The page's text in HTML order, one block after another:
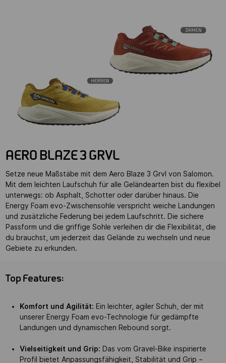
AERO BLAZE 3 GRVL
Setze neue Maßstäbe mit dem Aero Blaze 3 Grvl von Salomon.
Mit dem leichten Laufschuh für alle Geländearten bist du flexibel
unterwegs: ob Asphalt, Schotter oder darüber hinaus. Die
Energy Foam evo-Zwischensohle verspricht weiche Landungen
und zusätzliche Federung bei jedem Laufschritt. Die sichere
Passform und die griffige Sohle verleihen dir die Flexibilität, die
du brauchst, um jederzeit das Gelände zu wechseln und neue
Gebiete zu erkunden.
Top Features:
Komfort und Agilität: Ein leichter, agiler Schuh, der mit
unserer Energy Foam evo-Technologie für gedämpfte
Landungen und dynamischen Rebound sorgt.
Vielseitigkeit und Grip: Das vom Gravel-Bike inspirierte
Profil bietet Anpassungsfähigkeit, Stabilität und Grip –